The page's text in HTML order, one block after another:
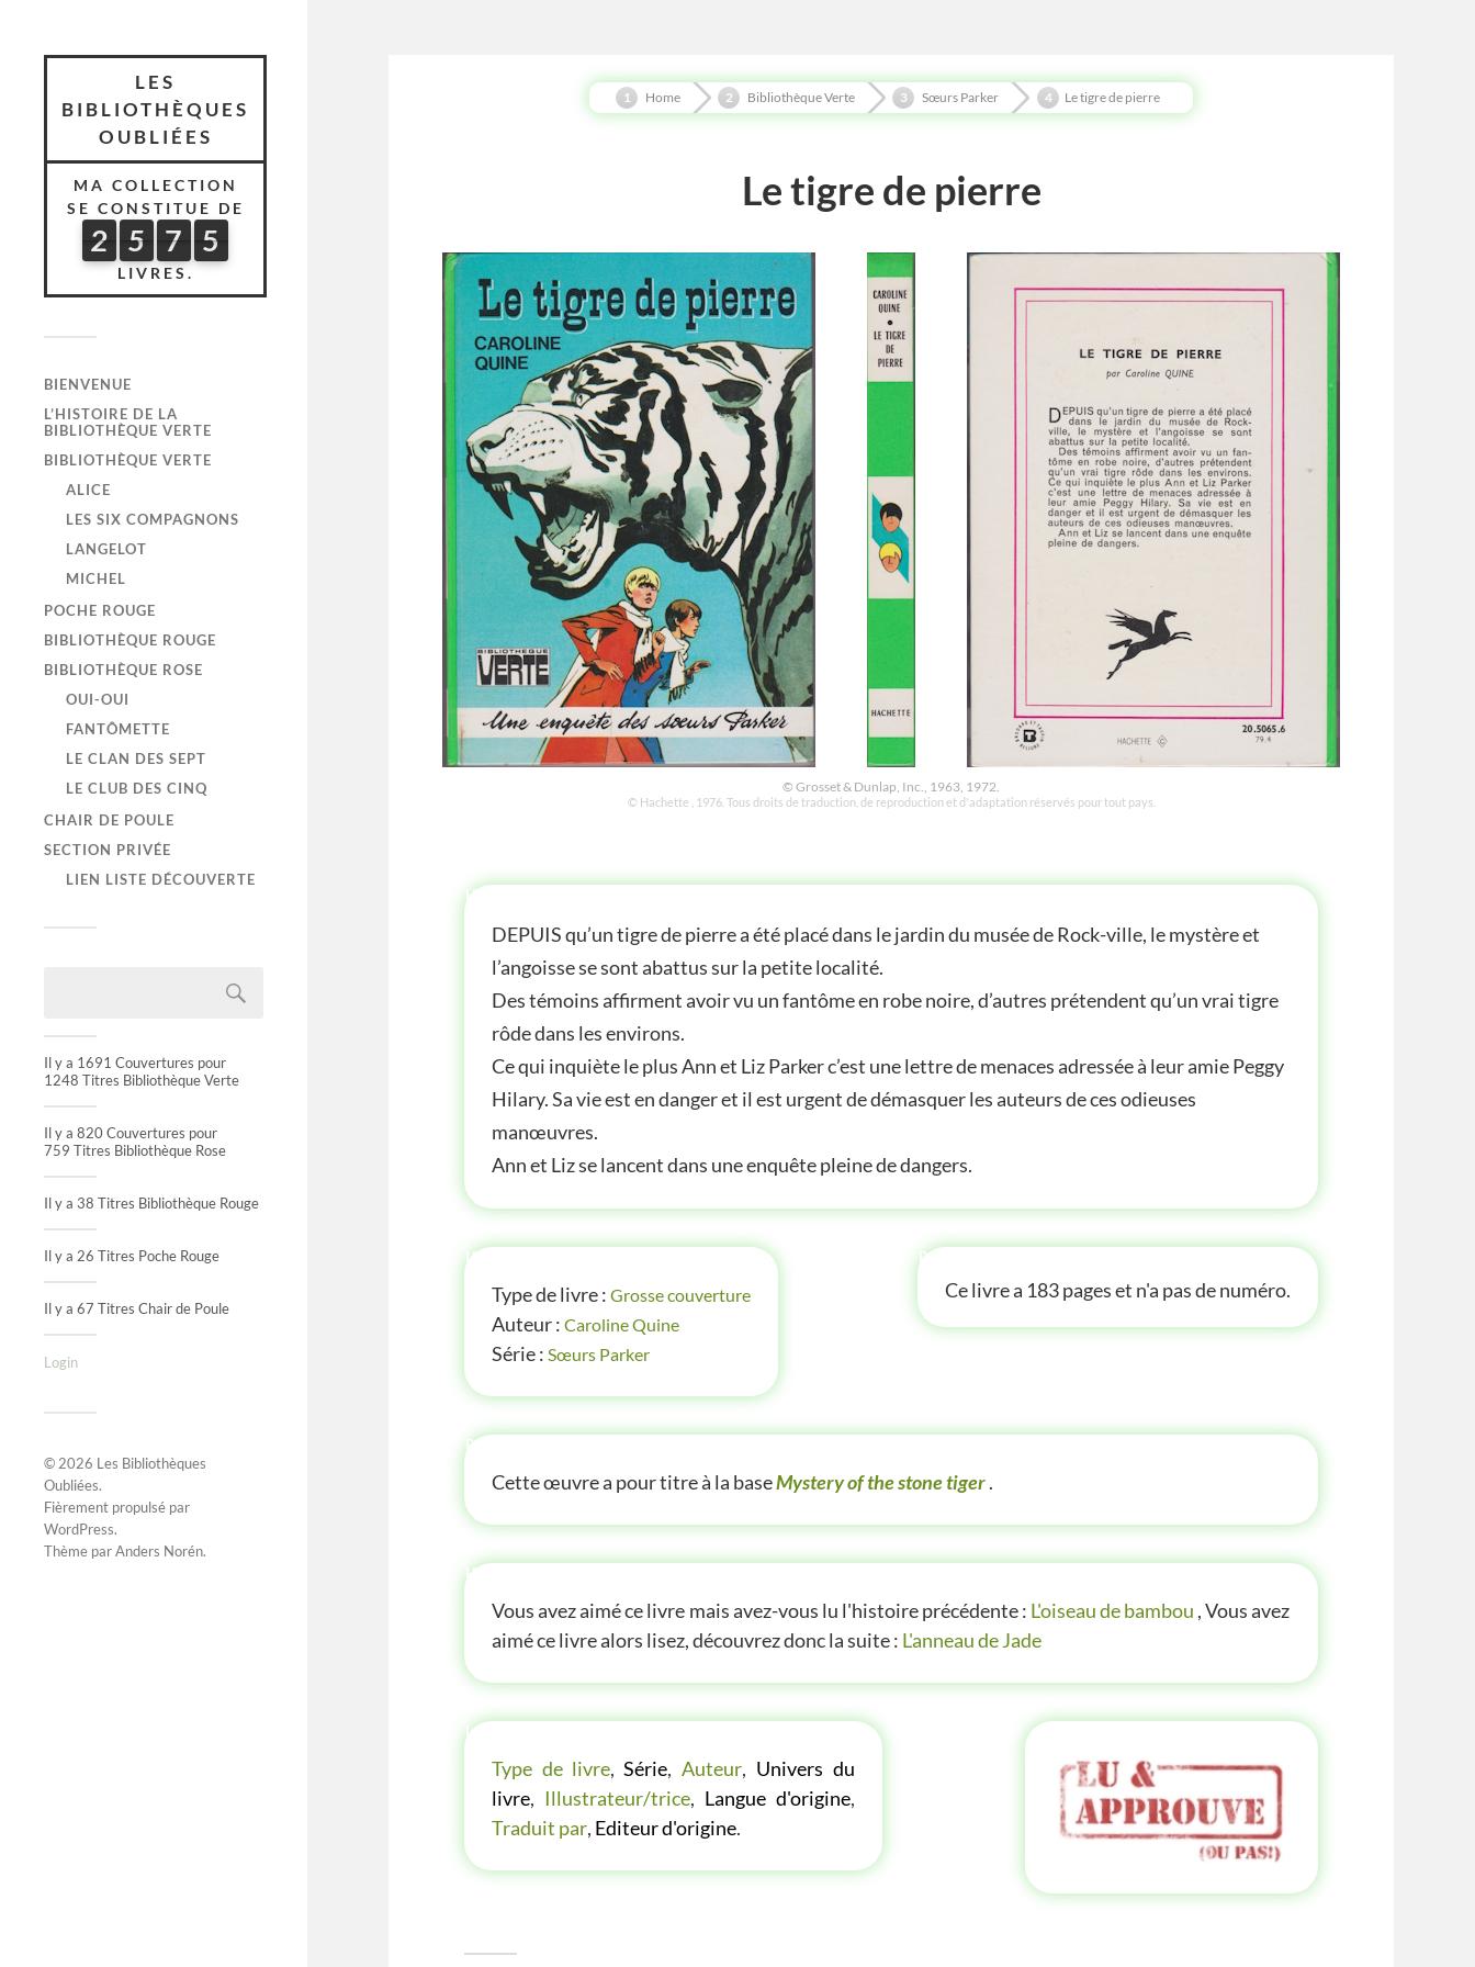
LES
BIBLIOTHÈQUES
OUBLIÉES
MA COLLECTION
SE CONSTITUE DE
2
6
2 5
9
5 7
9
7 5
5
LIVRES.
BIENVENUE
L’HISTOIRE DE LA
BIBLIOTHÈQUE VERTE
BIBLIOTHÈQUE VERTE
ALICE
LES SIX COMPAGNONS
LANGELOT
MICHEL
POCHE ROUGE
BIBLIOTHÈQUE ROUGE
BIBLIOTHÈQUE ROSE
OUI-OUI
FANTÔMETTE
LE CLAN DES SEPT
LE CLUB DES CINQ
CHAIR DE POULE
SECTION PRIVÉE
LIEN LISTE DÉCOUVERTE
Il y a 1691 Couvertures pour
1248 Titres Bibliothèque Verte
Il y a 820 Couvertures pour
759 Titres Bibliothèque Rose
Il y a 38 Titres Bibliothèque Rouge
Il y a 26 Titres Poche Rouge
Il y a 67 Titres Chair de Poule
Login
© 2026 Les Bibliothèques
Oubliées.
Fièrement propulsé par
WordPress.
Thème parAnders Norén.
Home Bibliothèque Verte Sœurs Parker Le tigre de pierre
Le tigre de pierre
© Grosset & Dunlap, Inc., 1963, 1972.
© Hachette , 1976. Tous droits de traduction, de reproduction et d'adaptation réservés pour tout pays.
HISTOIRE
DEPUIS qu’un tigre de pierre a été placé dans le jardin du musée de Rock-ville, le mystère et
l’angoisse se sont abattus sur la petite localité.
Des témoins affirment avoir vu un fantôme en robe noire, d’autres prétendent qu’un vrai tigre
rôde dans les environs.
Ce qui inquiète le plus Ann et Liz Parker c’est une lettre de menaces adressée à leur amie Peggy
Hilary. Sa vie est en danger et il est urgent de démasquer les auteurs de ces odieuses
manœuvres.
Ann et Liz se lancent dans une enquête pleine de dangers.
INFOS
Type de livre :Grosse couverture
Auteur :Caroline Quine
Série :Sœurs Parker
P'TITE INFOS
Ce livre a 183 pages et n'a pas de numéro.
P'TITE(S) INFOS SUR LE LIVRE
Cette œuvre a pour titre à la baseMystery of the stone tiger.
HISTOIRE D'AVANT OU D'APRÈS
Vous avez aimé ce livre mais avez-vous lu l'histoire précédente : L'oiseau de bambou , Vous avez
aimé ce livre alors lisez, découvrez donc la suite : L'anneau de Jade
Type de livre,Série,Auteur, Univers du
livre, Illustrateur/trice, Langue d'origine,
Traduit par, Editeur d'origine.